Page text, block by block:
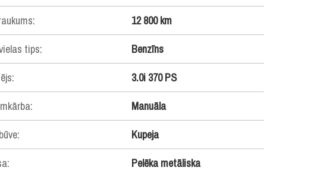
12 800 km
tips:
Benzīns
3.0i 370 PS
Manuāla
Kupeja
Pelēka metāliska